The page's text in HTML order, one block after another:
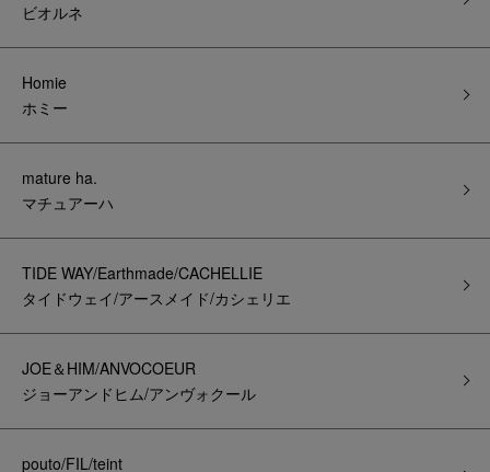
ビオルネ
Homie
ホミー
mature ha.
マチュアーハ
TIDE WAY/Earthmade/CACHELLIE
タイドウェイ/アースメイド/カシェリエ
JOE＆HIM/ANVOCOEUR
ジョーアンドヒム/アンヴォクール
pouto/FIL/teint